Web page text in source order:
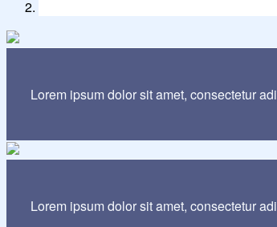
Lorem ipsum dolor sit amet, consectetur
Lorem ipsum dolor sit amet, consectetur